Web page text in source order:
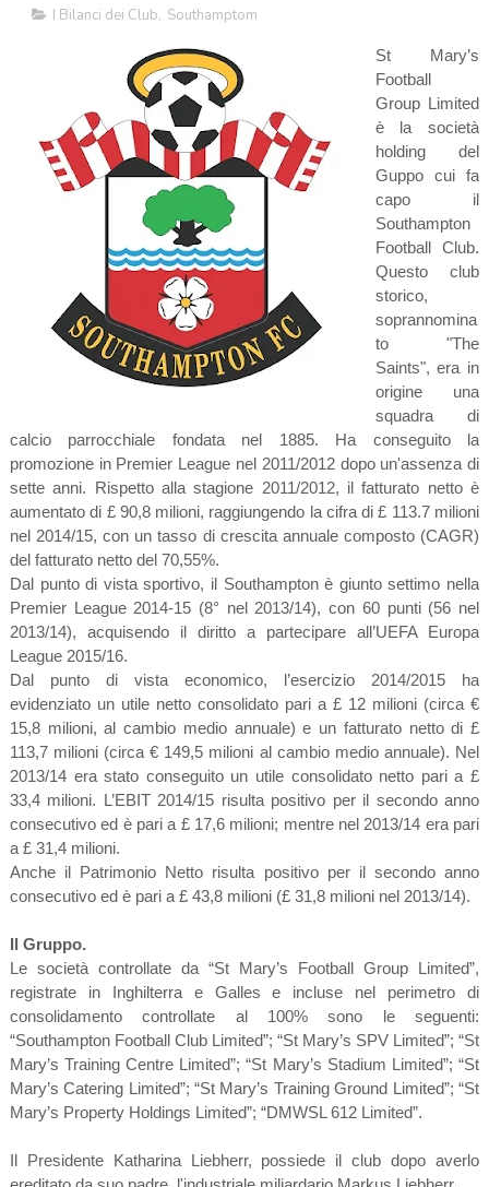
I Bilanci dei Club, Southamptom
St Mary’s
Football
Group Limited
è la società
holding del
Guppo cui fa
capo il
Southampton
Football Club.
Questo club
storico,
soprannomina
to "The
Saints", era in
origine una
squadra di
calcio parrocchiale fondata nel 1885. Ha conseguito la
promozione in Premier League nel 2011/2012 dopo un'assenza di
sette anni. Rispetto alla stagione 2011/2012, il fatturato netto è
aumentato di £ 90,8 milioni, raggiungendo la cifra di £ 113.7 milioni
nel 2014/15, con un tasso di crescita annuale composto (CAGR)
del fatturato netto del 70,55%.
Dal punto di vista sportivo, il Southampton è giunto settimo nella
Premier League 2014-15 (8° nel 2013/14), con 60 punti (56 nel
2013/14), acquisendo il diritto a partecipare all’UEFA Europa
League 2015/16.
Dal punto di vista economico, l’esercizio 2014/2015 ha
evidenziato un utile netto consolidato pari a £ 12 milioni (circa €
15,8 milioni, al cambio medio annuale) e un fatturato netto di £
113,7 milioni (circa € 149,5 milioni al cambio medio annuale). Nel
2013/14 era stato conseguito un utile consolidato netto pari a £
33,4 milioni. L’EBIT 2014/15 risulta positivo per il secondo anno
consecutivo ed è pari a £ 17,6 milioni; mentre nel 2013/14 era pari
a £ 31,4 milioni.
Anche il Patrimonio Netto risulta positivo per il secondo anno
consecutivo ed è pari a £ 43,8 milioni (£ 31,8 milioni nel 2013/14).
Il Gruppo.
Le società controllate da “St Mary’s Football Group Limited”,
registrate in Inghilterra e Galles e incluse nel perimetro di
consolidamento controllate al 100% sono le seguenti:
“Southampton Football Club Limited”; “St Mary’s SPV Limited”; “St
Mary’s Training Centre Limited”; “St Mary’s Stadium Limited”; “St
Mary’s Catering Limited”; “St Mary’s Training Ground Limited”; “St
Mary’s Property Holdings Limited”; “DMWSL 612 Limited”.
Il Presidente Katharina Liebherr, possiede il club dopo averlo